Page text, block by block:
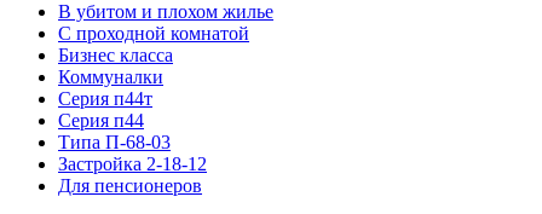
В убитом и плохом жилье
С проходной комнатой
Бизнес класса
Коммуналки
Серия п44т
Серия п44
Типа П-68-03
Застройка 2-18-12
Для пенсионеров